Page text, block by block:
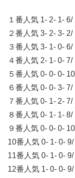
１番人気 1- 2- 1-
２番人気 3- 2- 3-
３番人気 3- 1- 0-
４番人気 2- 1- 0-
５番人気 0- 0- 0-
６番人気 0- 0- 3-
７番人気 0- 1- 2-
８番人気 0- 1- 1-
９番人気 0- 0- 0-
10番人気 0- 1- 0-
11番人気 0- 1- 0-
12番人気 1- 0- 0-